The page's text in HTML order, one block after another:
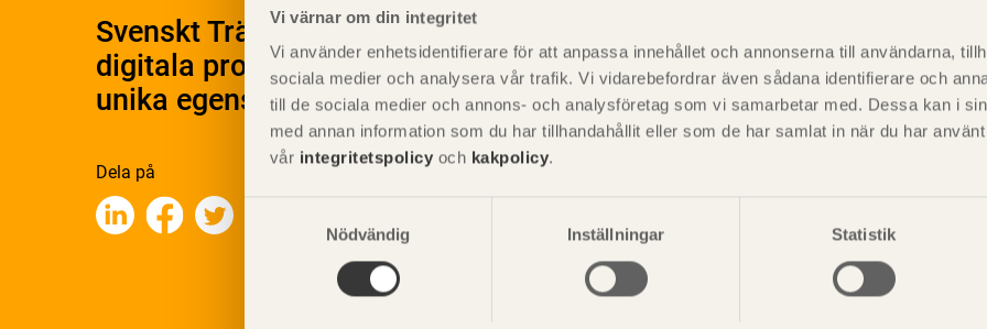
Vi värnar om din integritet
Vi använder enhetsidentifierare för att anpassa innehållet och annonserna till användarna,
sociala medier och analysera vår trafik. Vi vidarebefordrar även sådana identifierare och
till de sociala medier och annons- och analysföretag som vi samarbetar med. Dessa kan i
med annan information som du har tillhandahållit eller som de har samlat in när du har
vår integritetspolicy och kakpolicy.
Nödvändig
Inställningar Statistik
Svenskt Träs Produktkatalog är svensk sågverksnärings
digitala produktkatalog för att beskriva träprodukter och deras
unika egenskaper.
Dela på